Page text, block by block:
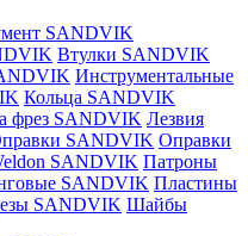
SANDVIK
Втулки SANDVIK
Инструментальные
Кольца SANDVIK
фрез SANDVIK Лезвия
SANDVIK Оправки
SANDVIK Патроны
SANDVIK Пластины
SANDVIK Шайбы